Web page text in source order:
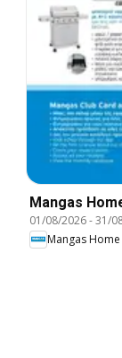
Mangas
01/08/2026-31/
Mangas